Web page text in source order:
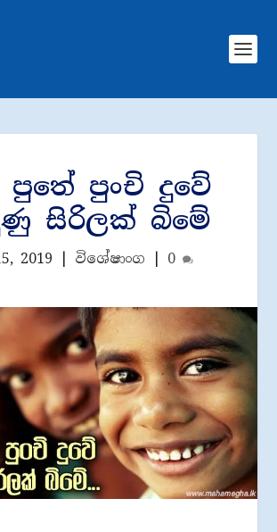
පුතේ පුංචි දුවේ
සිරිලක් බිමේ
2019 විශේෂාංග 0